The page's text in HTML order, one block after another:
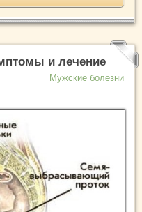
и лечение
Мужские болезни